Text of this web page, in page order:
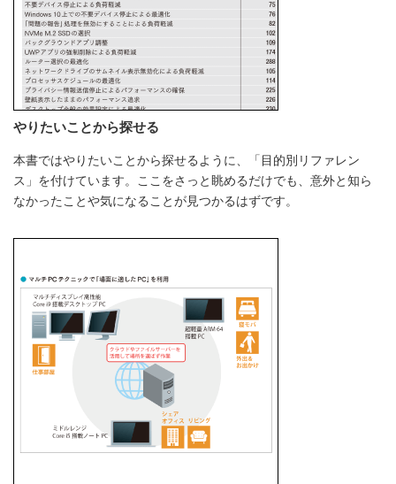
やりたいことから探せる
本書ではやりたいことから探せるように、「目的別リファレン
ス」を付けています。ここをさっと眺めるだけでも、意外と知ら
なかったことや気になることが見つかるはずです。